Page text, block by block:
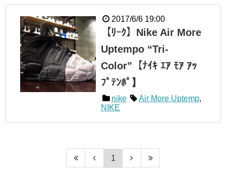
2017/6/6 19:00
【ﾘｰｸ】Nike Air More
Uptempo “Tri-
Color”【ﾅｲｷ ｴｱ ﾓｱ ｱｯ
ﾌﾟﾃﾝﾎﾟ】
nike Air More Uptemp,
NIKE
1